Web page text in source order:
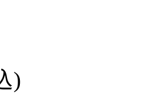
)